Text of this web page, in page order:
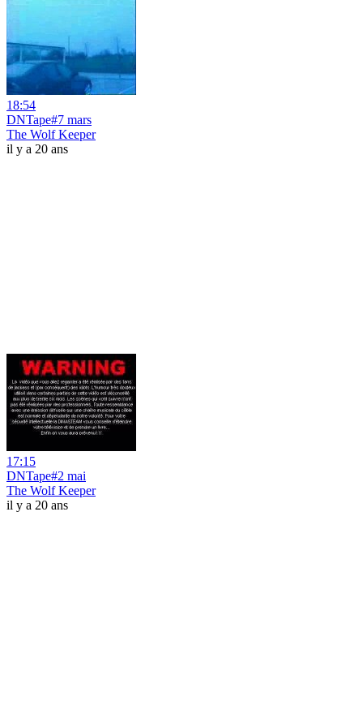
18:54
DNTape#7 mars
The Wolf Keeper
il y a 20 ans
17:15
DNTape#2 mai
The Wolf Keeper
il y a 20 ans